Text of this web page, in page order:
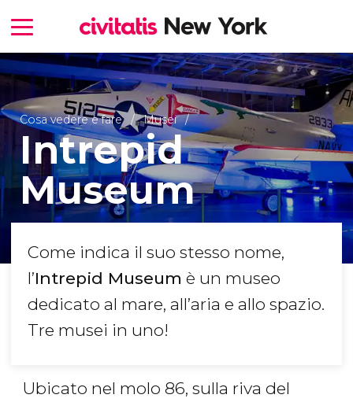
Cosa vedere e fare Musei
Intrepid
Museum
Come indica il suo stesso nome,
l’Intrepid Museum è un museo
dedicato al mare, all’aria e allo spazio.
Tre musei in uno!
Ubicato nel molo 86, sulla riva del